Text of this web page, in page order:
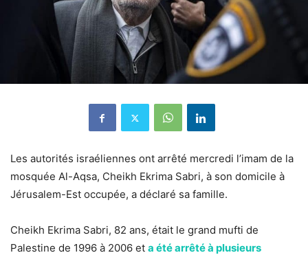
Les autorités israéliennes ont arrêté mercredi l’imam de la
mosquée Al-Aqsa, Cheikh Ekrima Sabri, à son domicile à
Jérusalem-Est occupée, a déclaré sa famille.
Cheikh Ekrima Sabri, 82 ans, était le grand mufti de
Palestine de 1996 à 2006 et a été arrêté à plusieurs